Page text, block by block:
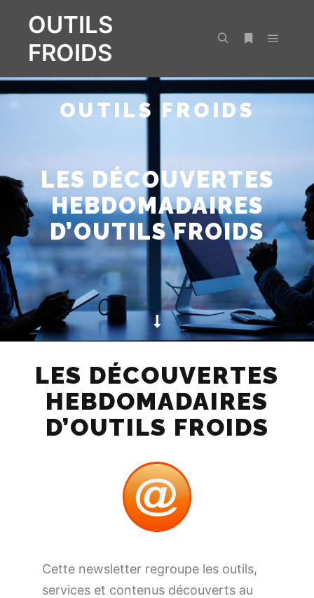
OUTILS
FROIDS
OUTILS FROIDS
LES DÉCOUVERTES
HEBDOMADAIRES
D’OUTILS FROIDS
LES DÉCOUVERTES
HEBDOMADAIRES
D’OUTILS FROIDS
Cette newsletter regroupe les outils,
services et contenus découverts au